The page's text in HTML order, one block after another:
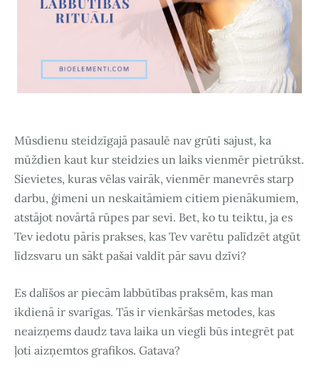
Mūsdienu steidzīgajā pasaulē nav grūti sajust, ka
mūždien kaut kur steidzies un laiks vienmēr pietrūkst.
Sievietes, kuras vēlas vairāk, vienmēr manevrēs starp
darbu, ģimeni un neskaitāmiem citiem pienākumiem,
atstājot novārtā rūpes par sevi. Bet, ko tu teiktu, ja es
Tev iedotu pāris prakses, kas Tev varētu palīdzēt atgūt
līdzsvaru un sākt pašai valdīt pār savu dzīvi?
Es dalīšos ar piecām labbūtības praksēm, kas man
ikdienā ir svarīgas. Tās ir vienkāršas metodes, kas
neaizņems daudz tava laika un viegli būs integrēt pat
ļoti aizņemtos grafikos. Gatava?